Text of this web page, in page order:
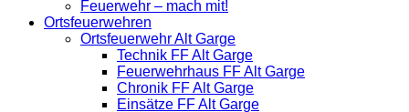
Feuerwehr – mach mit!
Ortsfeuerwehren
Ortsfeuerwehr Alt Garge
Technik FF Alt Garge
Feuerwehrhaus FF Alt Garge
Chronik FF Alt Garge
Einsätze FF Alt Garge